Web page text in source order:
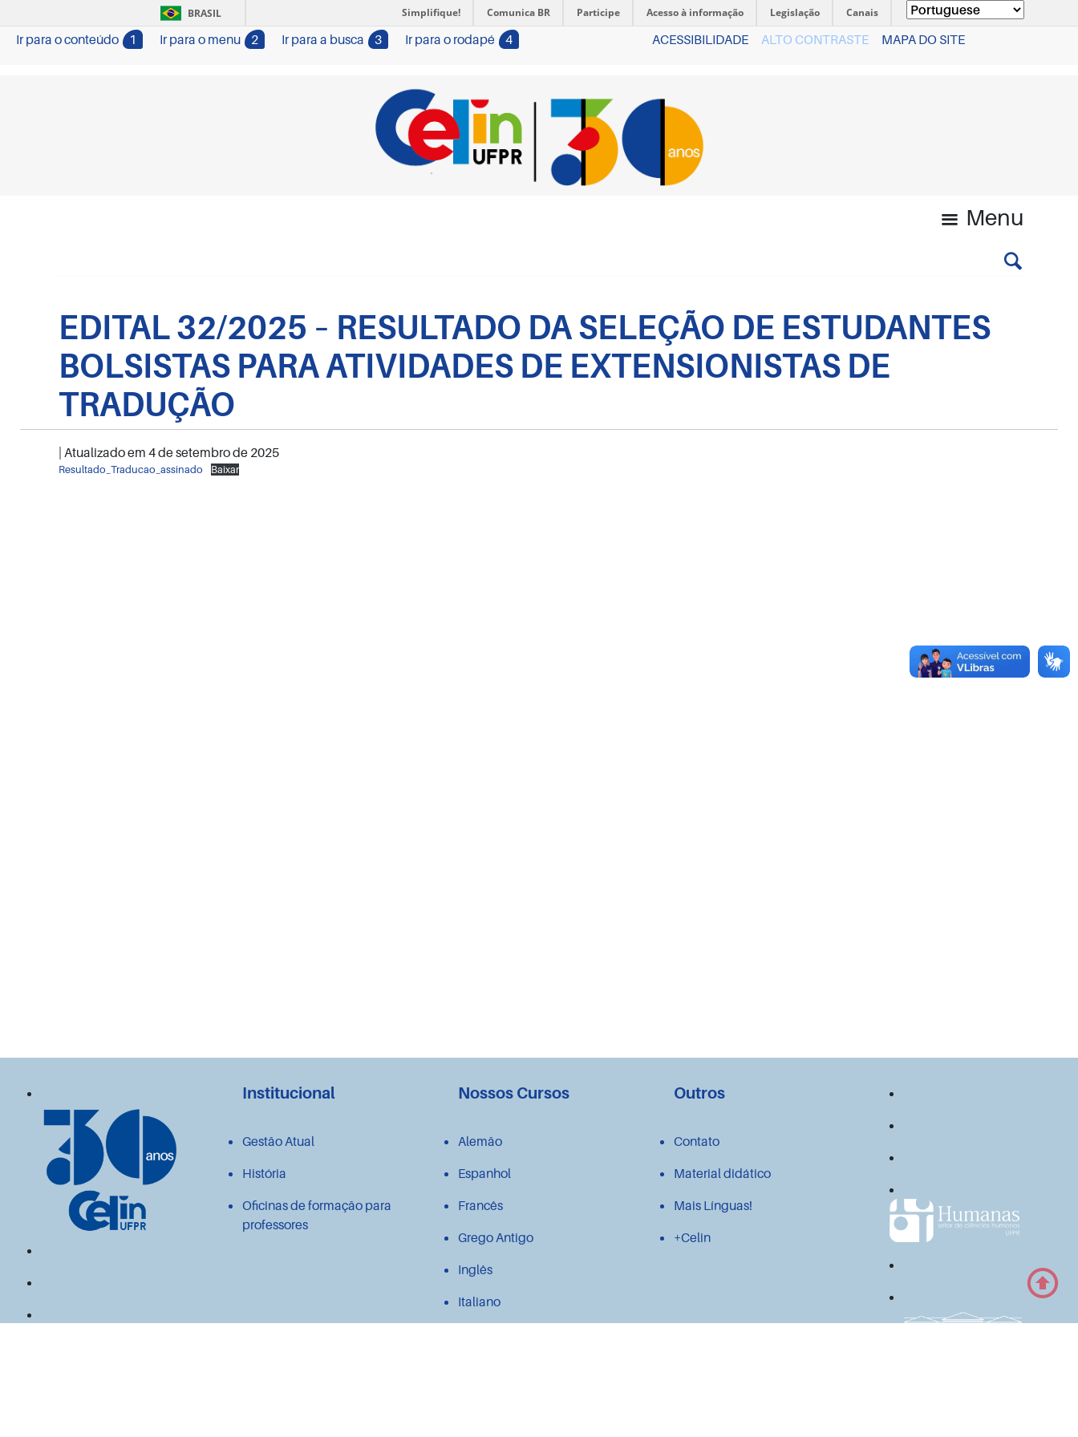
BRASIL Simplifique! Comunica BR Participe Acesso à informação Legislação Canais
Ir para o conteúdo 1 Ir para o menu 2 Ir para a busca 3 Ir para o rodapé 4 ACESSIBILIDADE ALTO CONTRASTE MAPA DO SITE
Menu
EDITAL 32/2025 – RESULTADO DA SELEÇÃO DE ESTUDANTES
BOLSISTAS PARA ATIVIDADES DE EXTENSIONISTAS DE
TRADUÇÃO
| Atualizado em 4 de setembro de 2025
Resultado_Traducao_assinado Baixar
Institucional
Gestão Atual
História
Oficinas de formação para
professores
Nossos Cursos
Alemão
Espanhol
Francês
Grego Antigo
Inglês
Italiano
Outros
Contato
Material didático
Mais Línguas!
+Celin